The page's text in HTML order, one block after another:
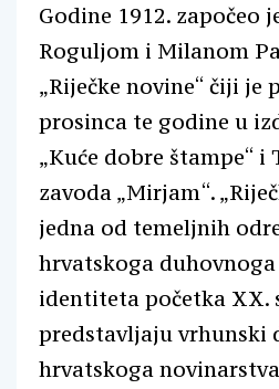
Godine 1912. započeo
Roguljom i Milanom
„Riječke novine“ čiji je
prosinca te godine u
„Kuće dobre štampe“ i
zavoda „Mirjam“.
jedna od temeljnih
hrvatskoga
identiteta početka XX.
predstavljaju vrhunski
hrvatskoga